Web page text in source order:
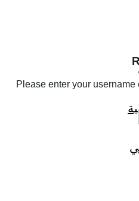
Please enter your